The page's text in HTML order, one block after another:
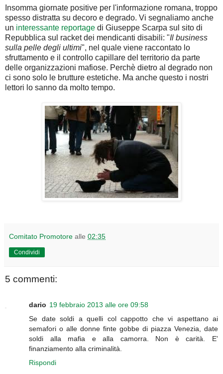
Insomma giornate positive per l'informazione romana, troppo
spesso distratta su decoro e degrado. Vi segnaliamo anche
un interessante reportage di Giuseppe Scarpa sul sito di
Repubblica sul racket dei mendicanti disabili: "Il business
sulla pelle degli ultimi", nel quale viene raccontato lo
sfruttamento e il controllo capillare del territorio da parte
delle organizzazioni mafiose. Perchè dietro al degrado non
ci sono solo le brutture estetiche. Ma anche questo i nostri
lettori lo sanno da molto tempo.
Comitato Promotore alle 02:35
Condividi
5 commenti:
dario 19 febbraio 2013 alle ore 09:58
Se date soldi a quelli col cappotto che vi aspettano ai
semafori o alle donne finte gobbe di piazza Venezia, date
soldi alla mafia e alla camorra. Non è carità. E'
finanziamento alla criminalità.
Rispondi